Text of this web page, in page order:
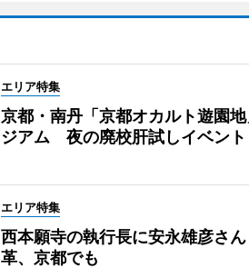
エリア特集
京都・南丹「京都オカルト遊園
ジアム 夜の廃校肝試しイベント
エリア特集
西本願寺の執行長に安永雄彦さ
革、京都でも